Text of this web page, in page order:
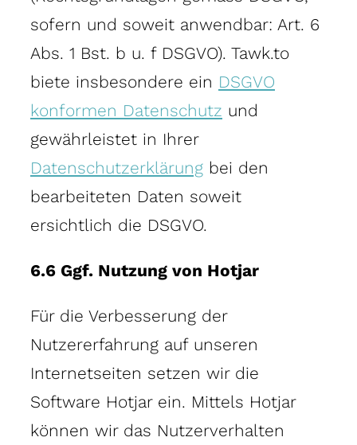
sofern und soweit anwendbar: Art. 6
Abs. 1 Bst. b u. f DSGVO). Tawk.to
biete insbesondere ein DSGVO
konformen Datenschutz und
gewährleistet in Ihrer
Datenschutzerklärung bei den
bearbeiteten Daten soweit
ersichtlich die DSGVO.
6.6 Ggf. Nutzung von Hotjar
Für die Verbesserung der
Nutzererfahrung auf unseren
Internetseiten setzen wir die
Software Hotjar ein. Mittels Hotjar
können wir das Nutzerverhalten